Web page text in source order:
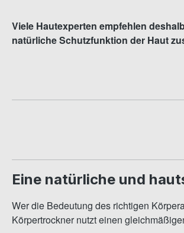
Viele Hautexperten empfehlen
natürliche Schutzfunktion der Haut
Eine natürliche und
Wer die Bedeutung des richtigen
Körpertrockner nutzt einen